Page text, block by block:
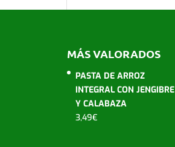
MÁS VALORADOS
PASTA DE ARROZ
INTEGRAL CON JENGIBRE
Y CALABAZA
3,49€